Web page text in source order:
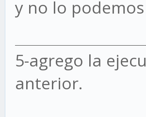
y no lo
5-agrego la
anterior.